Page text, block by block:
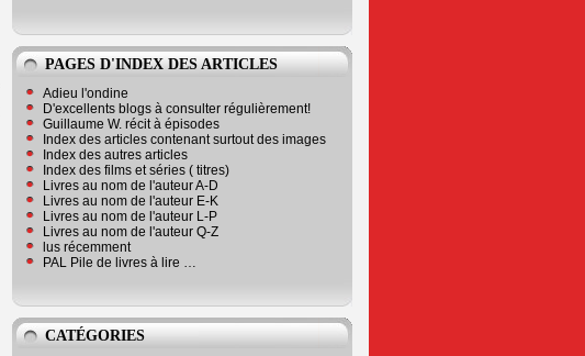
PAGES D'INDEX DES ARTICLES
Adieu l'ondine
D'excellents blogs à consulter régulièrement!
Guillaume W. récit à épisodes
Index des articles contenant surtout des images
Index des autres articles
Index des films et séries ( titres)
Livres au nom de l'auteur A-D
Livres au nom de l'auteur E-K
Livres au nom de l'auteur L-P
Livres au nom de l'auteur Q-Z
lus récemment
PAL Pile de livres à lire …
CATÉGORIES